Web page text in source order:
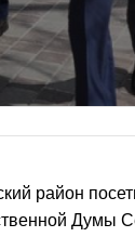
район
Думы